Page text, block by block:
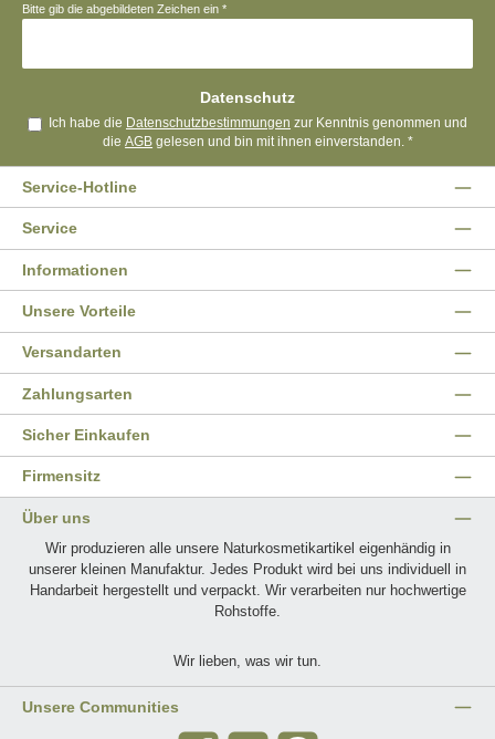
Bitte gib die abgebildeten Zeichen ein *
Datenschutz
Ich habe die Datenschutzbestimmungen zur Kenntnis genommen und
dieAGB gelesen und bin mit ihnen einverstanden.*
Service-Hotline
Service
Informationen
Unsere Vorteile
Versandarten
Sicher Einkaufen
Zahlungsarten
Firmensitz
Über uns
Wir produzieren alle unsere Naturkosmetikartikel eigenhändig in
unserer kleinen Manufaktur. Jedes Produkt wird bei uns individuell in
Handarbeit hergestellt und verpackt. Wir verarbeiten nur hochwertige
Rohstoffe.
Wir lieben, was wir tun.
Unsere Communities